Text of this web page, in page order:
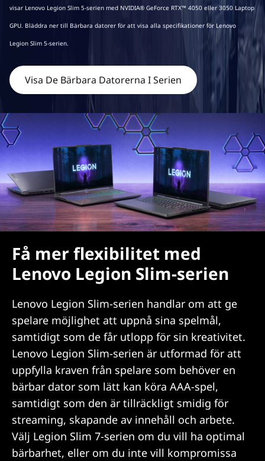
visar Lenovo Legion Slim 5-serien med NVIDIA® GeForce RTX™ 4050 eller 3050 Laptop
GPU. Bläddra ner till Bärbara datorer för att visa alla specifikationer för Lenovo
Legion Slim 5-serien.
Visa De Bärbara Datorerna I Serien
Få mer flexibilitet med
Lenovo Legion Slim-serien
Lenovo Legion Slim-serien handlar om att ge
spelare möjlighet att uppnå sina spelmål,
samtidigt som de får utlopp för sin kreativitet.
Lenovo Legion Slim-serien är utformad för att
uppfylla kraven från spelare som behöver en
bärbar dator som lätt kan köra AAA-spel,
samtidigt som den är tillräckligt smidig för
streaming, skapande av innehåll och arbete.
Välj Legion Slim 7-serien om du vill ha optimal
bärbarhet, eller om du inte vill kompromissa